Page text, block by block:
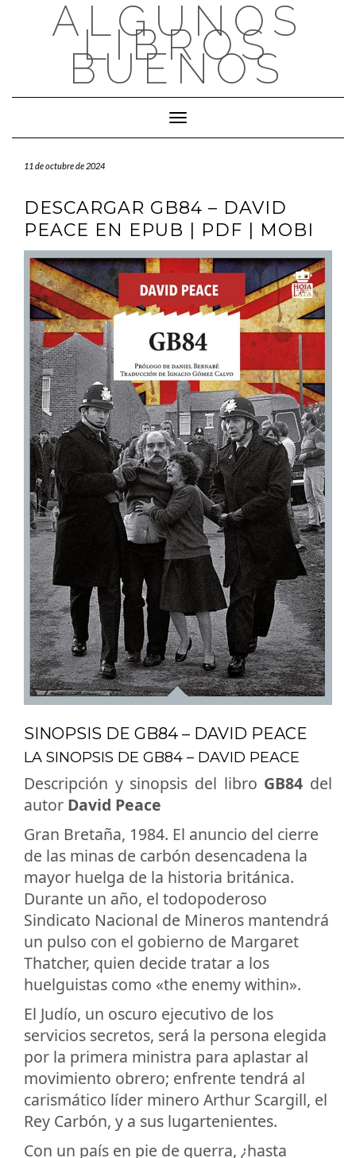
ALGUNOS
LIBROS
BUENOS
Cambiar modo de navegación
11 de octubre de 2024
DESCARGAR GB84 – DAVID
PEACE EN EPUB | PDF | MOBI
SINOPSIS DE GB84 – DAVID PEACE
LA SINOPSIS DE GB84 – DAVID PEACE
Descripción y sinopsis del libro GB84 del
autor David Peace
Gran Bretaña, 1984. El anuncio del cierre
de las minas de carbón desencadena la
mayor huelga de la historia británica.
Durante un año, el todopoderoso
Sindicato Nacional de Mineros mantendrá
un pulso con el gobierno de Margaret
Thatcher, quien decide tratar a los
huelguistas como «the enemy within».
El Judío, un oscuro ejecutivo de los
servicios secretos, será la persona elegida
por la primera ministra para aplastar al
movimiento obrero; enfrente tendrá al
carismático líder minero Arthur Scargill, el
Rey Carbón, y a sus lugartenientes.
Con un país en pie de guerra, ¿hasta